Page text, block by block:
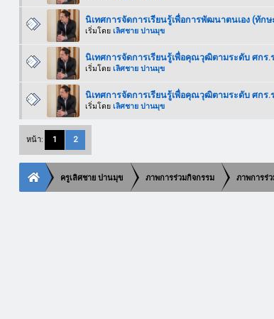
นิเทศการจัดการเรียนรู้เพื่อการพัฒนาตนเอง (ทัก
เริ่มโดย เลิศชาย ปานมุข
นิเทศการจัดการเรียนรู้เพื่อคุณวุฒิตามระดับ ศกร
เริ่มโดย เลิศชาย ปานมุข
นิเทศการจัดการเรียนรู้เพื่อคุณวุฒิตามระดับ ศกร.
เริ่มโดย เลิศชาย ปานมุข
หน้า: 1 2
ครูเลิศชาย ปานมุข ภาพการร่วมกิจกรรม ภาพการร่